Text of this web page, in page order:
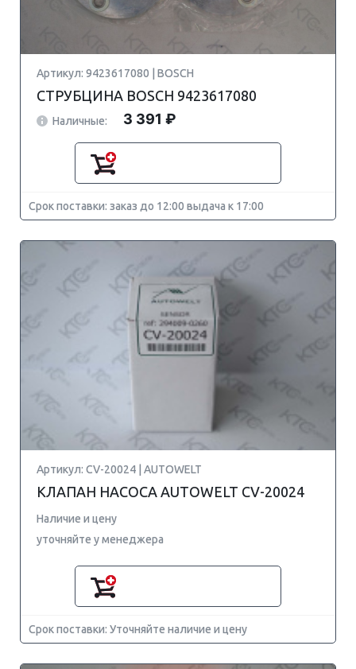
Артикул: 9423617080 | BOSCH
СТРУБЦИНА BOSCH 9423617080
Наличные: 3 391 ₽
Срок поставки: заказ до 12:00 выдача к 17:00
Артикул: CV-20024 | AUTOWELT
КЛАПАН НАСОСА AUTOWELT CV-20024
Наличие и цену
уточняйте у менеджера
Срок поставки: Уточняйте наличие и цену